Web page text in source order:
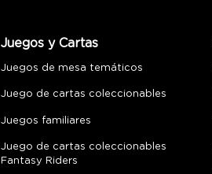
Juegos y Cartas
Juegos de mesa temáticos
Juego de cartas coleccionables
Juegos familiares
Juego de cartas coleccionables
Fantasy Riders